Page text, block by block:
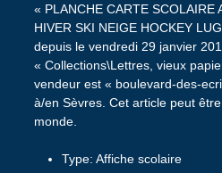
« PLANCHE CARTE SCOLAIRE
HIVER SKI NEIGE HOCKEY
depuis le vendredi 29 janvier
« Collections\Lettres, vieux
vendeur est « boulevard-des-
à/en Sèvres. Cet article peut
monde.
Type: Affiche scolaire